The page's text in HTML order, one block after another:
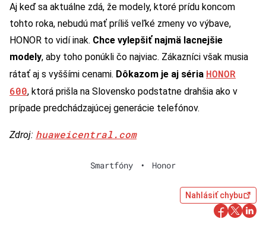
Aj keď sa aktuálne zdá, že modely, ktoré prídu koncom
tohto roka, nebudú mať príliš veľké zmeny vo výbave,
HONOR to vidí inak. Chce vylepšiť najmä lacnejšie
modely, aby toho ponúkli čo najviac. Zákazníci však musia
rátať aj s vyššími cenami. Dôkazom je aj séria HONOR
600, ktorá prišla na Slovensko podstatne drahšia ako v
prípade predchádzajúcej generácie telefónov.
Zdroj: huaweicentral.com
Smartfóny • Honor
Nahlásiť chybu